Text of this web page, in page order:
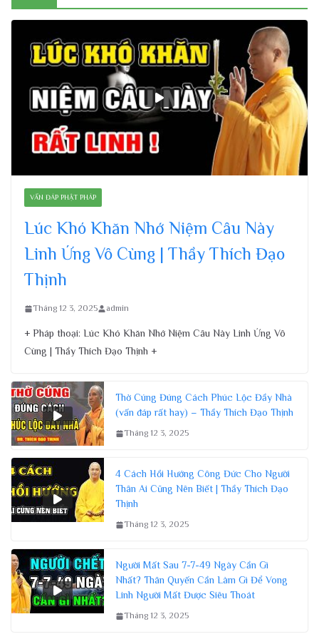
VẤN ĐÁP PHẬT PHÁP
Lúc Khó Khăn Nhớ Niệm Câu Này
Linh Ứng Vô Cùng | Thầy Thích Đạo
Thịnh
Tháng 12 3, 2025 admin
+ Pháp thoại: Lúc Khó Khăn Nhớ Niệm Câu Này Linh Ứng Vô
Cùng | Thầy Thích Đạo Thịnh +
Thờ Cúng Đúng Cách Phúc Lộc Đầy Nhà
(vấn đáp rất hay) – Thầy Thích Đạo Thịnh
Tháng 12 3, 2025
4 Cách Hồi Hướng Công Đức Cho Người
Thân Ai Cũng Nên Biết | Thầy Thích Đạo
Thịnh
Tháng 12 3, 2025
Người Mất Sau 7-7-49 Ngày Cần Gì
Nhất? Thân Quyến Cần Làm Gì Để Vong
Linh Người Mất Được Siêu Thoát
Tháng 12 3, 2025